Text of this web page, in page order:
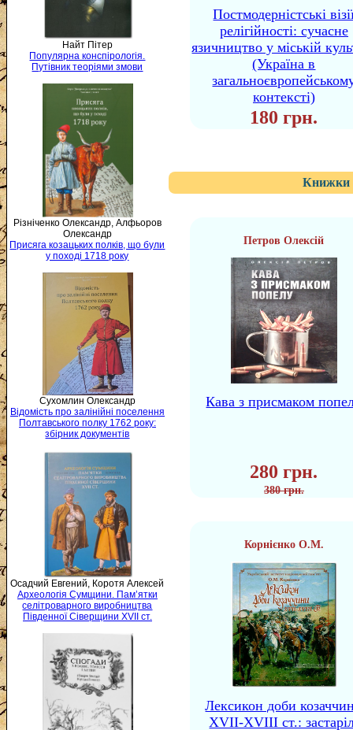
Найт Пітер
Популярна конспірологія.
Путівник теоріями змови
Різніченко Олександр, Алфьоров
Олександр
Присяга козацьких полків, що були
у поході 1718 року
Сухомлин Олександр
Відомість про залінійні поселення
Полтавського полку 1762 року:
збірник документів
Осадчий Евгений, Коротя Алексей
Археологія Сумщини. Пам’ятки
селітроварного виробництва
Південної Сіверщини XVII ст.
Постмодерністські
релігійності: сучасне
язичництво у міській
(Україна в
контексті)
180 грн.
Книжки
Петров Олексій
Кава з присмаком
280 грн.
380 грн.
Корнієнко О.М.
Лексикон доби
XVII-XVIII ст.: